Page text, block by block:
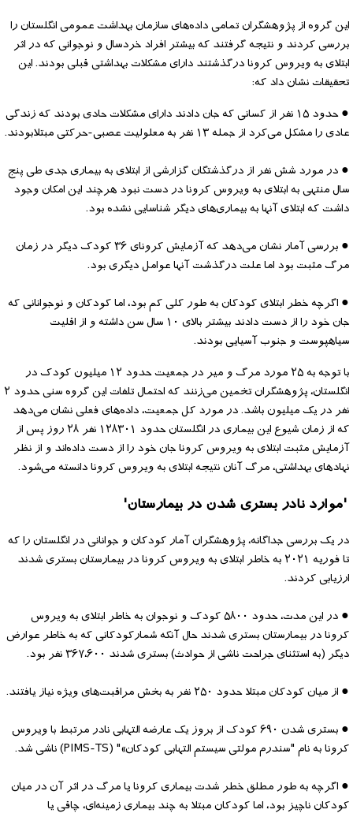
این گروه از پژوهشگران تمامی داده‌های سازمان بهداشت عمومی انگلستان را
بررسی کردند و نتیجه گرفتند که بیشتر افراد خردسال و نوجوانی که در اثر
ابتلای به ویروس کرونا درگذشتند دارای مشکلات بهداشتی قبلی بودند. این
تحقیقات نشان داد که:
● حدود ۱۵ نفر از کسانی که جان دادند دارای مشکلات حادی بودند که زندگی
عادی را مشکل می‌کرد از جمله ۱۳ نفر به معلولیت عصبی-حرکتی مبتلابودند.
● در مورد شش نفر از درگذشتگان گزارشی از ابتلای به بیماری جدی طی پنج
سال منتهی به ابتلای به ویروس کرونا در دست نبود هرچند این امکان وجود
داشت که ابتلای آنها به بیماری‌های دیگر شناسایی نشده بود.
● بررسی آمار نشان می‌دهد که آزمایش کرونای ۳۶ کودک دیگر در زمان
مرگ مثبت بود اما علت درگذشت آنها عوامل دیگری بود.
● اگرچه خطر ابتلای کودکان به طور کلی کم بود، اما کودکان و نوجوانانی که
جان خود را از دست دادند بیشتر بالای ۱۰ سال سن داشته و از اقلیت
سیاهپوست و جنوب آسیایی بودند.
با توجه به ۲۵ مورد مرگ و میر در جمعیت حدود ۱۲ میلیون کودک در
انگلستان، پژوهشگران تخمین می‌زنند که احتمال تلفات این گروه سنی حدود ۲
نفر در یک میلیون باشد. در مورد کل جمعیت، داده‌های فعلی نشان می‌دهد
که از زمان شیوع این بیماری در انگلستان حدود ۱۲۸۳۰۱ نفر ۲۸ روز پس از
آزمایش مثبت ابتلای به ویروس کرونا جان خود را از دست داده‌اند و از نظر
نهادهای بهداشتی، مرگ آنان نتیجه ابتلای به ویروس کرونا دانسته می‌شود.
'موارد نادر بستری شدن در بیمارستان'
در یک بررسی جداگانه، پژوهشگران آمار کودکان و جوانانی در انگلستان را که
تا فوریه ۲۰۲۱ به خاطر ابتلای به ویروس کرونا در بیمارستان بستری شدند
ارزیابی کردند.
● در این مدت، حدود ۵۸۰۰ کودک و نوجوان به خاطر ابتلای به ویروس
کرونا در بیمارستان بستری شدند حال آنکه شمارکودکانی که به خاطر عوارض
دیگر (به استثنای جراحت ناشی از حوادث) بستری شدند ۳۶۷،۶۰۰ نفر بود.
● از میان کودکان مبتلا حدود ۲۵۰ نفر به بخش مراقبت‌های ویژه نیاز یافتند.
● بستری شدن ۶۹۰ کودک از بروز یک عارضه التهابی نادر مرتبط با ویروس
کرونا به نام "سندرم مولتی سیستم التهابی کودکان»" (PIMS-TS) ناشی شد.
● اگرچه به طور مطلق خطر شدت بیماری کرونا یا مرگ در اثر آن در میان
کودکان ناچیز بود، اما کودکان مبتلا به چند بیماری زمینه‌ای، چاقی یا